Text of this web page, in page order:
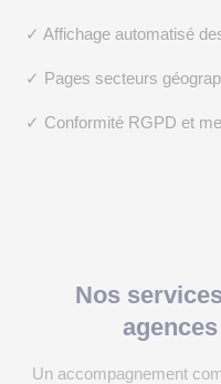
✓ Affichage automatisé
✓ Pages secteurs
✓ Conformité RGPD et
Nos
Un accompagnement